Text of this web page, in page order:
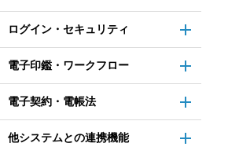
ログイン・セキュリティ
電子印鑑・ワークフロー
電子契約・電帳法
他システムとの連携機能